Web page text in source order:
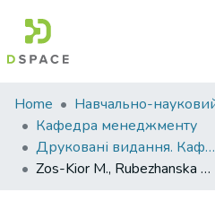
Communities
&
Collections
Home
Кафедра менеджменту
Друковані видання. Кафедра менеджменту ім. І.А. Маркіної
Zos-Kior M., Rubezhanska V., Kozlenko I. The specifics of calculating the rate of effectiveness of innovative potential of enterprise. Сборник трудов международной научно-практической конференции [«Современные тенденции и перспективы развития национальных экономик в условиях вызовов мировой пандемии»]. - Нур-Султан: Евразийский национальный университет им. Л.Н. Гумилева, 2020. С. 304-306